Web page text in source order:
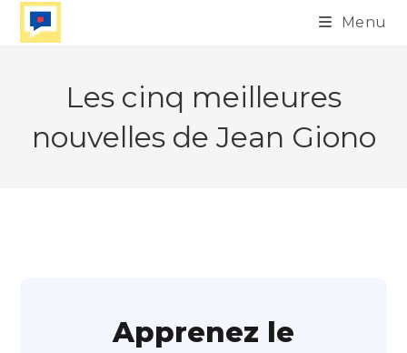
Skip
Menu
Les cinq meilleures
nouvelles de Jean Giono
Apprenez le